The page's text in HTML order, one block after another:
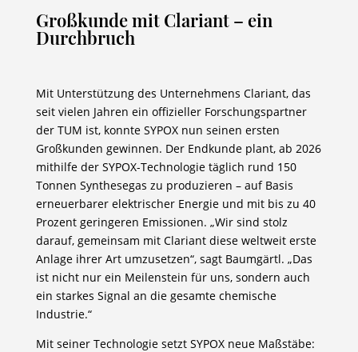
Großkunde mit Clariant – ein
Durchbruch
Mit Unterstützung des Unternehmens Clariant, das
seit vielen Jahren ein offizieller Forschungspartner
der TUM ist, konnte SYPOX nun seinen ersten
Großkunden gewinnen. Der Endkunde plant, ab 2026
mithilfe der SYPOX-Technologie täglich rund 150
Tonnen Synthesegas zu produzieren – auf Basis
erneuerbarer elektrischer Energie und mit bis zu 40
Prozent geringeren Emissionen. „Wir sind stolz
darauf, gemeinsam mit Clariant diese weltweit erste
Anlage ihrer Art umzusetzen“, sagt Baumgärtl. „Das
ist nicht nur ein Meilenstein für uns, sondern auch
ein starkes Signal an die gesamte chemische
Industrie.“
Mit seiner Technologie setzt SYPOX neue Maßstäbe: